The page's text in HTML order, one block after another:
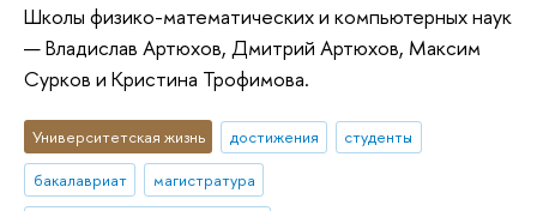
Школы физико-математических и компьютерных наук
— Владислав Артюхов, Дмитрий Артюхов, Максим
Сурков и Кристина Трофимова.
Университетская жизнь достижения
студенты
бакалавриат
магистратура